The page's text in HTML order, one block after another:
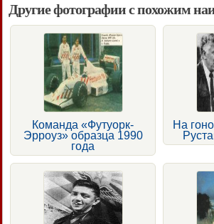
Другие фотографии с похожим
Команда «Футуорк-
Эрроуз» образца 1990
года
На